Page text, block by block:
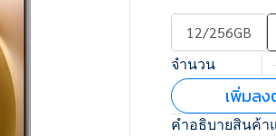
12/256GB
จำนวน
เพิ่มลง
คำอธิบายสินค้า